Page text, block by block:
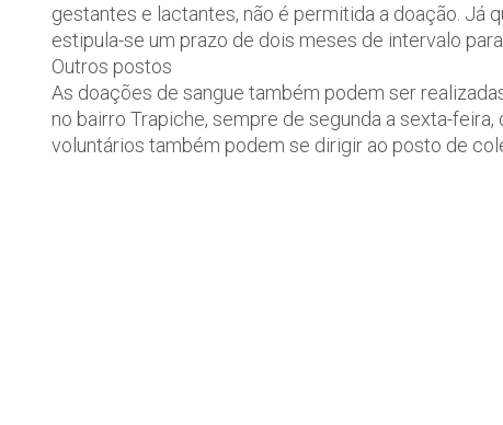
gestantes e lactantes, não é permitida a doação. Já
estipula-se um prazo de dois meses de intervalo
Outros postos
As doações de sangue também podem ser
no bairro Trapiche, sempre de segunda a sexta-feira,
voluntários também podem se dirigir ao posto de